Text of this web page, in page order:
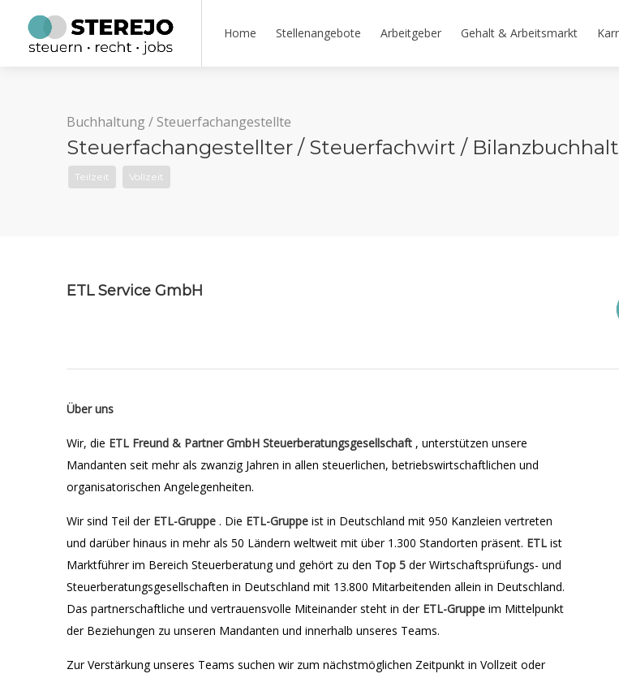
Home Stellenangebote Arbeitgeber Gehalt & Arbeitsmarkt
Buchhaltung / Steuerfachangestellte
Steuerfachangestellter / Steuerfachwirt /
Teilzeit Vollzeit
ETL Service GmbH
Über uns
Wir, die ETL Freund & Partner GmbH Steuerberatungsgesellschaft , unterstützen unsere
Mandanten seit mehr als zwanzig Jahren in allen steuerlichen, betriebswirtschaftlichen und
organisatorischen Angelegenheiten.
Wir sind Teil der ETL-Gruppe . Die ETL-Gruppe ist in Deutschland mit 950 Kanzleien vertreten
und darüber hinaus in mehr als 50 Ländern weltweit mit über 1.300 Standorten präsent. ETL ist
Marktführer im Bereich Steuerberatung und gehört zu den Top 5 der Wirtschaftsprüfungs- und
Steuerberatungsgesellschaften in Deutschland mit 13.800 Mitarbeitenden allein in Deutschland.
Das partnerschaftliche und vertrauensvolle Miteinander steht in der ETL-Gruppe im Mittelpunkt
der Beziehungen zu unseren Mandanten und innerhalb unseres Teams.
Zur Verstärkung unseres Teams suchen wir zum nächstmöglichen Zeitpunkt in Vollzeit oder